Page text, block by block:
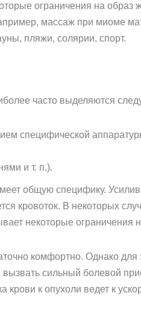
ограничения на
массаж при миоме
пляжи, солярии, спорт.
часто выделяются
специфической
и т. п.).
общую специфику.
кровоток. В некоторых
некоторые ограничения
комфортно. Однако для
сильный болевой
крови к опухоли ведет к